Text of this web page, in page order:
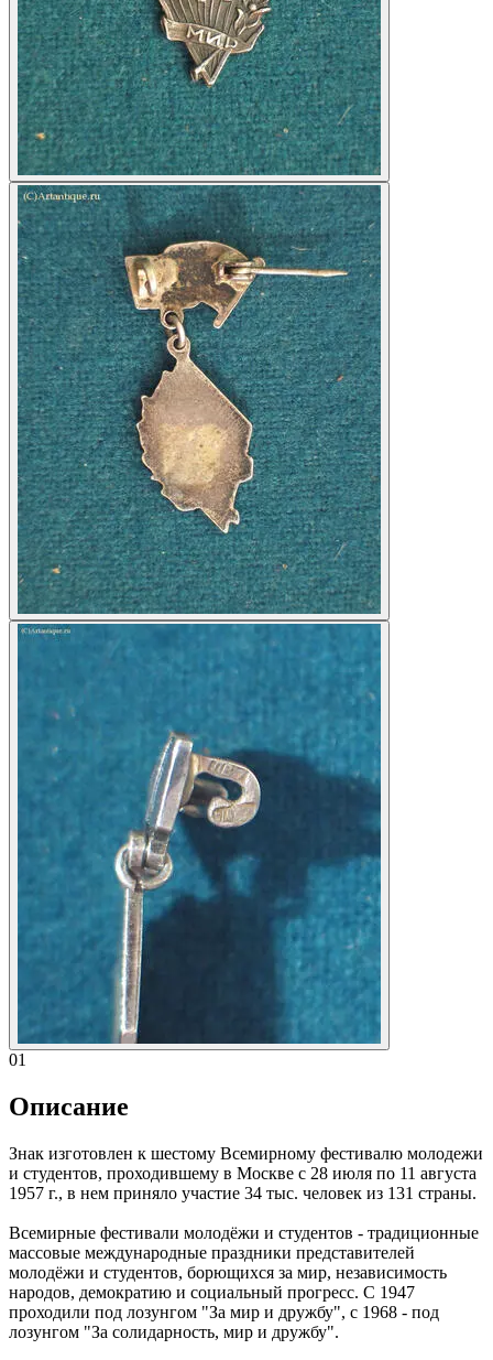
01
Описание
Знак изготовлен к шестому Всемирному фестивалю молодежи
и студентов, проходившему в Москве с 28 июля по 11 августа
1957 г., в нем приняло участие 34 тыс. человек из 131 страны.
Всемирные фестивали молодёжи и студентов - традиционные
массовые международные праздники представителей
молодёжи и студентов, борющихся за мир, независимость
народов, демократию и социальный прогресс. С 1947
проходили под лозунгом "За мир и дружбу", с 1968 - под
лозунгом "За солидарность, мир и дружбу".